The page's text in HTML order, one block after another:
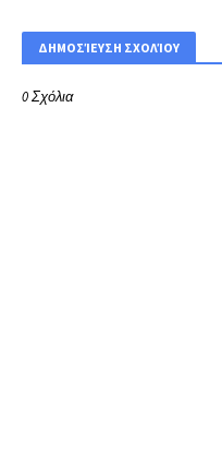
ΔΗΜΟΣΊΕΥΣΗ ΣΧΟΛΊΟΥ
0 Σχόλια